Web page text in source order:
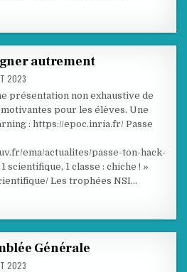
autrement
2023
présentation non exhaustive de
pour les élèves. Une
: https://epoc.inria.fr/ Passe
ema/actualites/passe-ton-hack-
scientifique, 1 classe : chiche ! »
Les trophées NSI…
Générale
2023